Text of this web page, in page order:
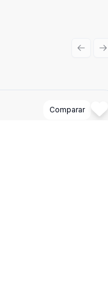
Comparar